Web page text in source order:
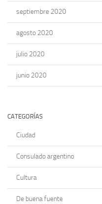
septiembre 2020
agosto 2020
julio 2020
junio 2020
CATEGORÍAS
Ciudad
Consulado argentino
Cultura
De buena fuente